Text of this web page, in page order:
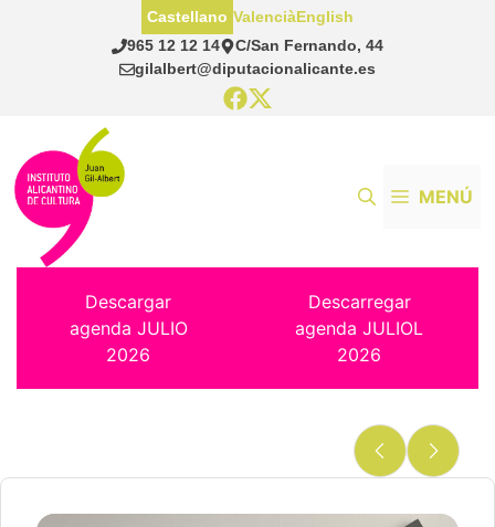
965 12 12 14
C/San Fernando, 44
gilalbert@diputacionalicante.es
Castellano ValenciàEnglish
MENÚ
Descargar
agenda JULIO
2026
Descarregar
agenda JULIOL
2026